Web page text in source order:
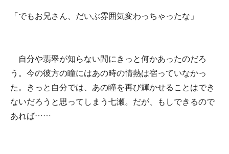
「でもお兄さん、だいぶ雰囲気変わっちゃったな」
自分や翡翠が知らない間にきっと何かあったのだろ
う。今の彼方の瞳にはあの時の情熱は宿っていなかっ
た。きっと自分では、あの瞳を再び輝かせることはでき
ないだろうと思ってしまう七瀬。だが、もしできるので
あれば……